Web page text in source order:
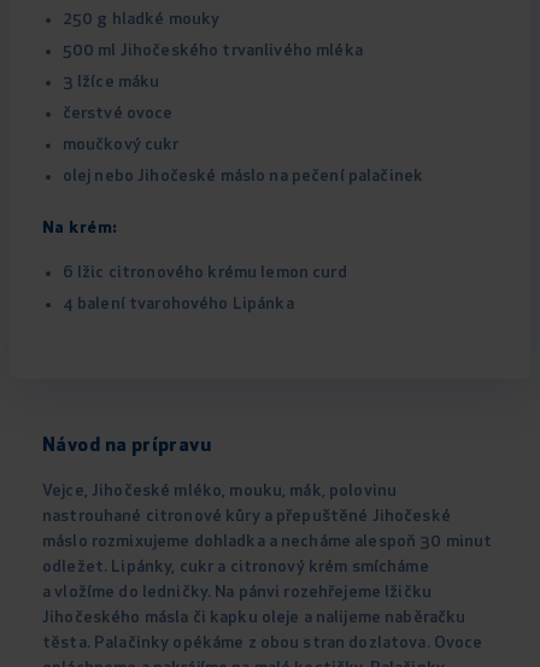
250 g hladké mouky
500 ml Jihočeského trvanlivého mléka
3 lžíce máku
čerstvé ovoce
moučkový cukr
olej nebo Jihočeské máslo na pečení palačinek
Na krém:
6 lžic citronového krému lemon curd
4 balení tvarohového Lipánka
Návod na prípravu
Vejce, Jihočeské mléko, mouku, mák, polovinu
nastrouhané citronové kůry a přepuštěné Jihočeské
máslo rozmixujeme dohladka a necháme alespoň 30 minut
odležet. Lipánky, cukr a citronový krém smícháme
a vložíme do ledničky. Na pánvi rozehřejeme lžičku
Jihočeského másla či kapku oleje a nalijeme naběračku
těsta. Palačinky opékáme z obou stran dozlatova. Ovoce